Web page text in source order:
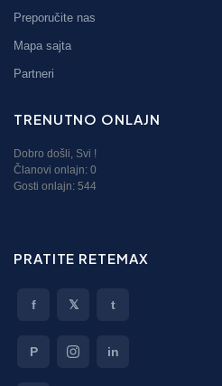
Preporučite nas
Mapa sajta
Partneri
TRENUTNO ONLAJN
Dobro došli, Svi !
Članovi onlajn: 0
Gosti onlajn: 544
PRATITE RETEMAX
f 𝕏 t
P in